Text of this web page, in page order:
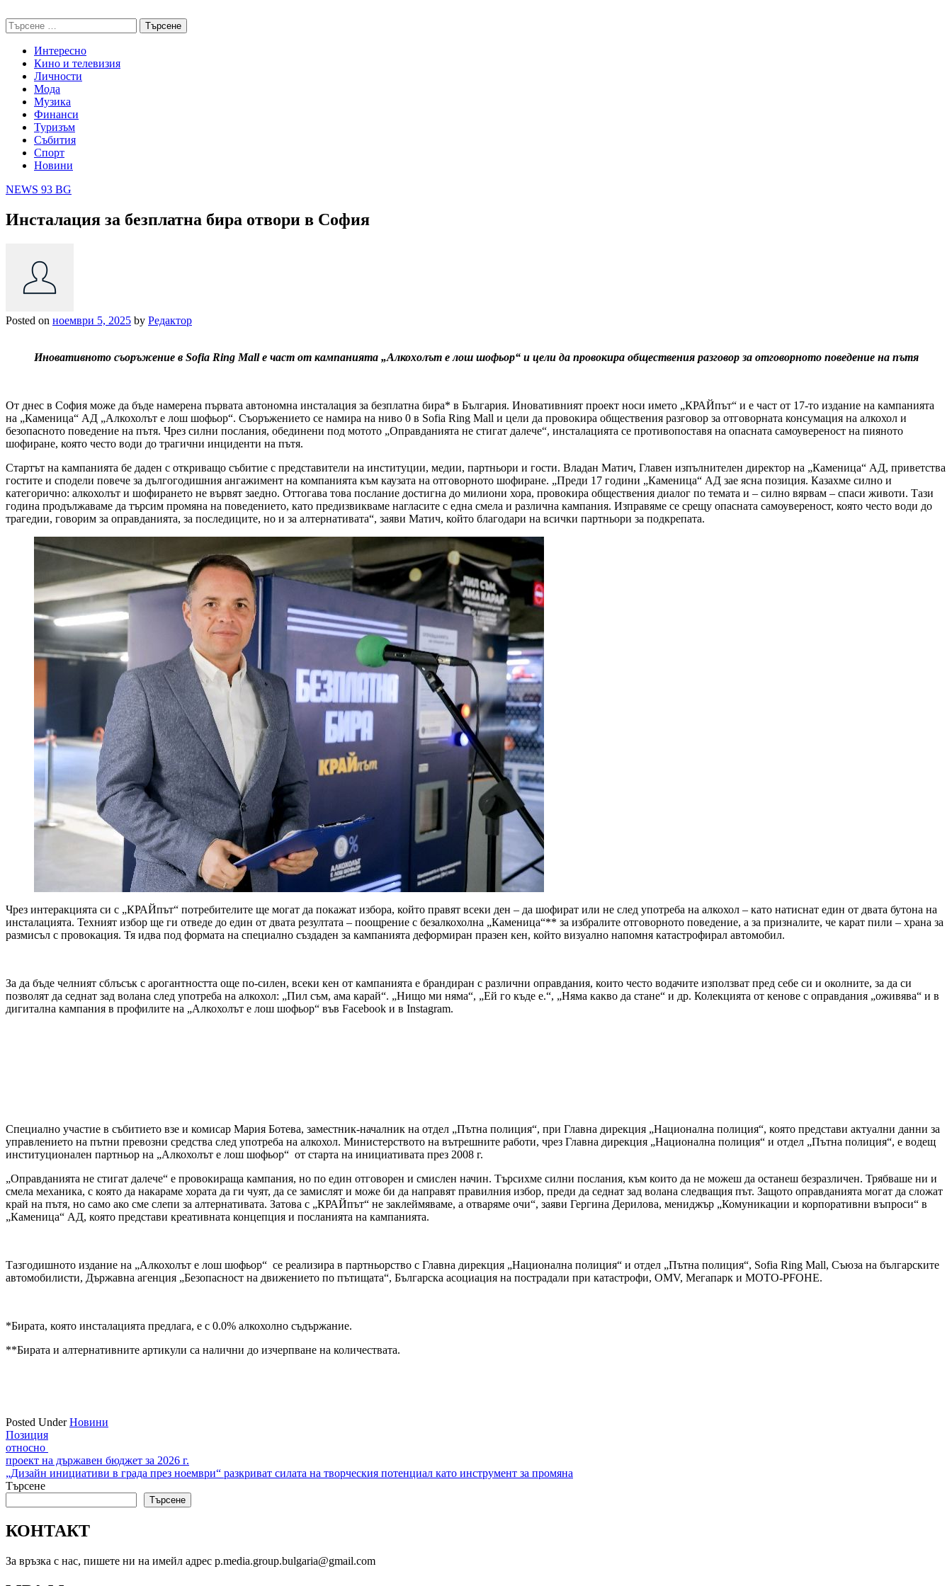
to
content
Търсене
за:
Интересно
Кино и телевизия
Личности
Мода
Музика
Финанси
Туризъм
Събития
Спорт
Новини
NEWS 93 BG
Инсталация за безплатна бира отвори в София
Posted on ноември 5, 2025 by Редактор
Иновативното съоръжение в Sofia Ring Mall е част от кампанията „Алкохолът е лош шофьор“ и цели да провокира обществения разговор за отговорното поведение на пътя
От днес в София може да бъде намерена първата автономна инсталация за безплатна бира* в България. Иновативният проект носи името „КРАЙпът“ и е част от 17-то издание на кампанията
на „Каменица“ АД „Алкохолът е лош шофьор“. Съоръжението се намира на ниво 0 в Sofia Ring Mall и цели да провокира обществения разговор за отговорната консумация на алкохол и
безопасното поведение на пътя. Чрез силни послания, обединени под мотото „Оправданията не стигат далече“, инсталацията се противопоставя на опасната самоувереност на пияното
шофиране, която често води до трагични инциденти на пътя.
Стартът на кампанията бе даден с откриващо събитие с представители на институции, медии, партньори и гости. Владан Матич, Главен изпълнителен директор на „Каменица“ АД, приветства
гостите и сподели повече за дългогодишния ангажимент на компанията към каузата на отговорното шофиране. „Преди 17 години „Каменица“ АД зае ясна позиция. Казахме силно и
категорично: алкохолът и шофирането не вървят заедно. Оттогава това послание достигна до милиони хора, провокира обществения диалог по темата и – силно вярвам – спаси животи. Тази
година продължаваме да търсим промяна на поведението, като предизвикваме нагласите с една смела и различна кампания. Изправяме се срещу опасната самоувереност, която често води до
трагедии, говорим за оправданията, за последиците, но и за алтернативата“, заяви Матич, който благодари на всички партньори за подкрепата.
Чрез интеракцията си с „КРАЙпът“ потребителите ще могат да покажат избора, който правят всеки ден – да шофират или не след употреба на алкохол – като натиснат един от двата бутона на
инсталацията. Техният избор ще ги отведе до един от двата резултата – поощрение с безалкохолна „Каменица“** за избралите отговорното поведение, а за призналите, че карат пили – храна за
размисъл с провокация. Тя идва под формата на специално създаден за кампанията деформиран празен кен, който визуално напомня катастрофирал автомобил.
За да бъде челният сблъсък с арогантността още по-силен, всеки кен от кампанията е брандиран с различни оправдания, които често водачите използват пред себе си и околните, за да си
позволят да седнат зад волана след употреба на алкохол: „Пил съм, ама карай“. „Нищо ми няма“, „Ей го къде е.“, „Няма какво да стане“ и др. Колекцията от кенове с оправдания „оживява“ и в
дигитална кампания в профилите на „Алкохолът е лош шофьор“ във Facebook и в Instagram.
Специално участие в събитието взе и комисар Мария Ботева, заместник-началник на отдел „Пътна полиция“, при Главна дирекция „Национална полиция“, която представи актуални данни за
управлението на пътни превозни средства след употреба на алкохол. Министерството на вътрешните работи, чрез Главна дирекция „Национална полиция“ и отдел „Пътна полиция“, е водещ
институционален партньор на „Алкохолът е лош шофьор“ от старта на инициативата през 2008 г.
„Оправданията не стигат далече“ е провокираща кампания, но по един отговорен и смислен начин. Търсихме силни послания, към които да не можеш да останеш безразличен. Трябваше ни и
смела механика, с която да накараме хората да ги чуят, да се замислят и може би да направят правилния избор, преди да седнат зад волана следващия път. Защото оправданията могат да сложат
край на пътя, но само ако сме слепи за алтернативата. Затова с „КРАЙпът“ не заклеймяваме, а отваряме очи“, заяви Гергина Дерилова, мениджър „Комуникации и корпоративни въпроси“ в
„Каменица“ АД, която представи креативната концепция и посланията на кампанията.
Тазгодишното издание на „Алкохолът е лош шофьор“ се реализира в партньорство с Главна дирекция „Национална полиция“ и отдел „Пътна полиция“, Sofia Ring Mall, Съюза на българските
автомобилисти, Държавна агенция „Безопасност на движението по пътищата“, Българска асоциация на пострадали при катастрофи, OMV, Мегапарк и MOTO-PFOHE.
*Бирата, която инсталацията предлага, е с 0.0% алкохолно съдържание.
**Бирата и алтернативните артикули са налични до изчерпване на количествата.
Posted UnderНовини
Навигация
Позиция
относно
проект на държавен бюджет за 2026 г.
„Дизайн инициативи в града през ноември“ разкриват силата на творческия потенциал като инструмент за промяна
Търсене
Търсене
КОНТАКТ
За връзка с нас, пишете ни на имейл адрес p.media.group.bulgaria@gmail.com